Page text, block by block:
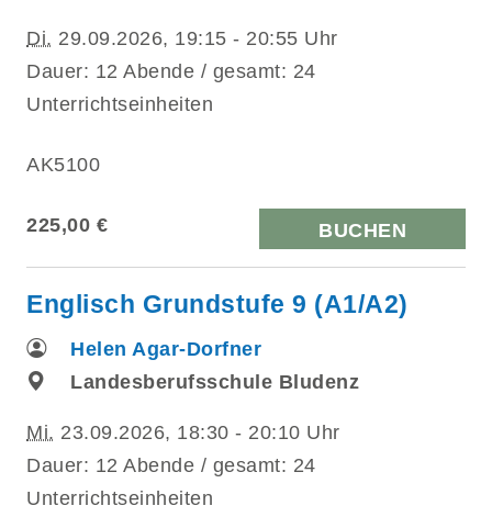
Di. 29.09.2026, 19:15 - 20:55 Uhr
Dauer: 12 Abende / gesamt: 24
Unterrichtseinheiten
AK5100
225,00 € BUCHEN
Englisch Grundstufe 9 (A1/A2)
Helen Agar-Dorfner
Landesberufsschule Bludenz
Mi. 23.09.2026, 18:30 - 20:10 Uhr
Dauer: 12 Abende / gesamt: 24
Unterrichtseinheiten